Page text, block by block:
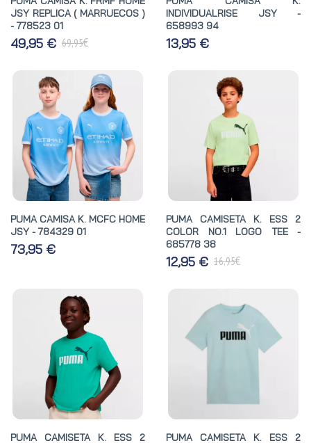
JSY REPLICA ( MARRUECOS )
- 778523 01
49,95 € 69,95€
INDIVIDUALRISE JSY -
658993 94
13,95 €
PUMA CAMISA K. MCFC HOME
JSY - 784329 01
73,95 €
PUMA CAMISETA K. ESS 2
COLOR NO.1 LOGO TEE -
685778 38
12,95 € 16,95€
PUMA CAMISETA K. ESS 2
PUMA CAMISETA K. ESS 2